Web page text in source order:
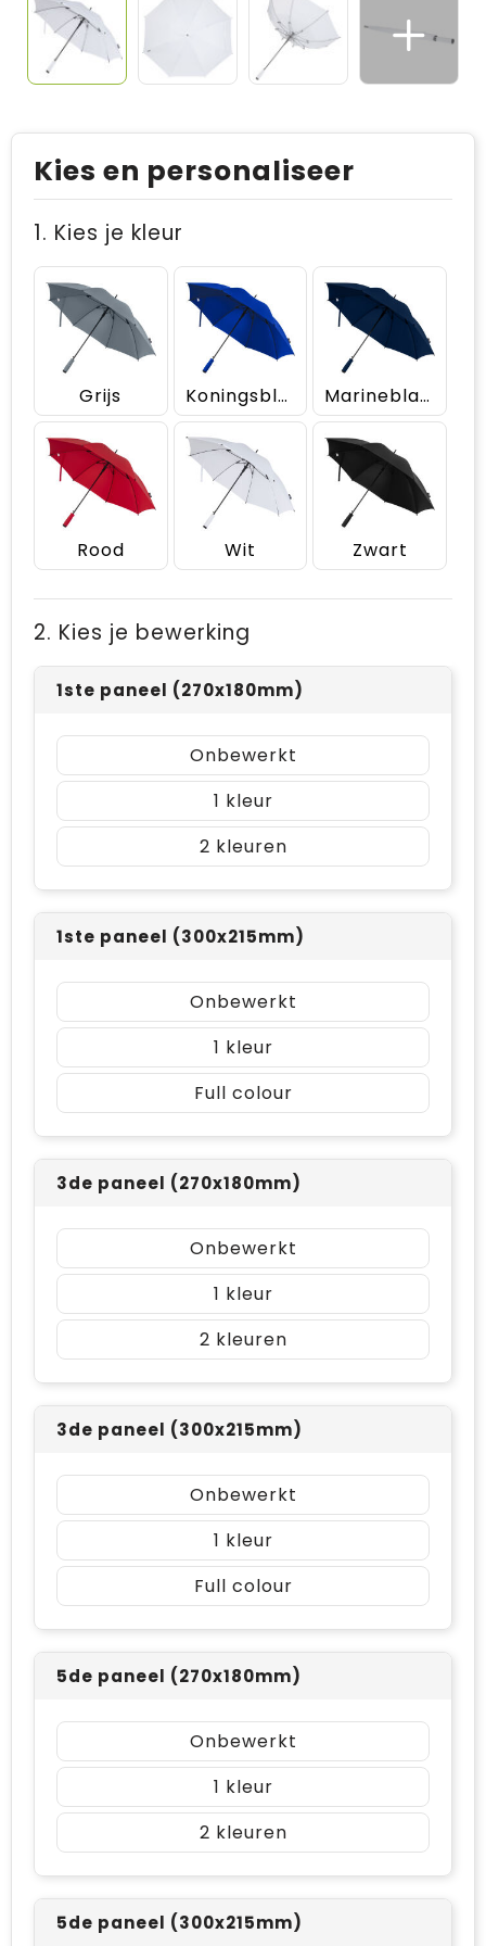
Kies en personaliseer
1. Kies je kleur
Grijs Koningsblauw Marineblauw
Rood Wit Zwart
2. Kies je bewerking
1ste paneel (270x180mm)
Onbewerkt
1
2
1ste paneel (300x215mm)
Onbewerkt
1
Full colour
3de paneel (270x180mm)
Onbewerkt
1
2
3de paneel (300x215mm)
Onbewerkt
1
Full colour
5de paneel (270x180mm)
Onbewerkt
1
2
5de paneel (300x215mm)